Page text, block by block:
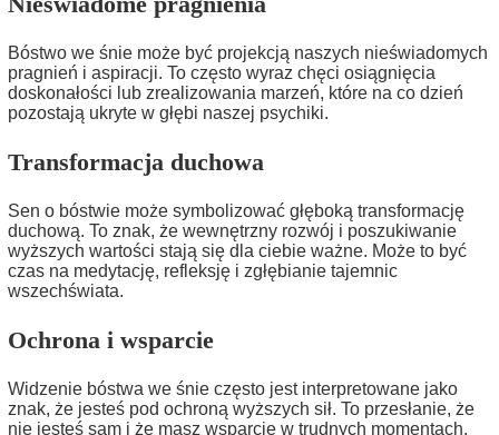
Bóstwo we śnie może być projekcją naszych nieświadomych
pragnień i aspiracji. To często wyraz chęci osiągnięcia
doskonałości lub zrealizowania marzeń, które na co dzień
pozostają ukryte w głębi naszej psychiki.
Transformacja duchowa
Sen o bóstwie może symbolizować głęboką transformację
duchową. To znak, że wewnętrzny rozwój i poszukiwanie
wyższych wartości stają się dla ciebie ważne. Może to być
czas na medytację, refleksję i zgłębianie tajemnic
wszechświata.
Ochrona i wsparcie
Widzenie bóstwa we śnie często jest interpretowane jako
znak, że jesteś pod ochroną wyższych sił. To przesłanie, że
nie jesteś sam i że masz wsparcie w trudnych momentach.